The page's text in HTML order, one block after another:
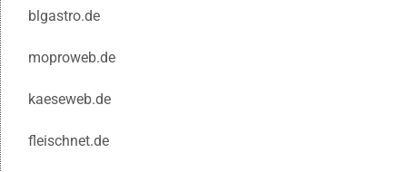
blgastro.de
moproweb.de
kaeseweb.de
fleischnet.de